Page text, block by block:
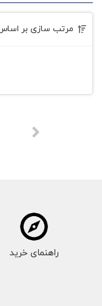
مرتب سازی بر
راهنمای خرید